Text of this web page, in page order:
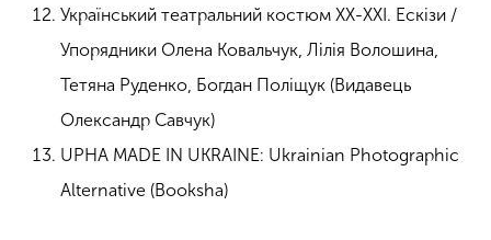
Український театральний костюм ХХ-ХХІ. Ескізи /
Упорядники Олена Ковальчук, Лілія Волошина,
Тетяна Руденко, Богдан Поліщук (Видавець
Олександр Савчук)
UPHA MADE IN UKRAINE: Ukrainian Photographic
Alternative (Booksha)